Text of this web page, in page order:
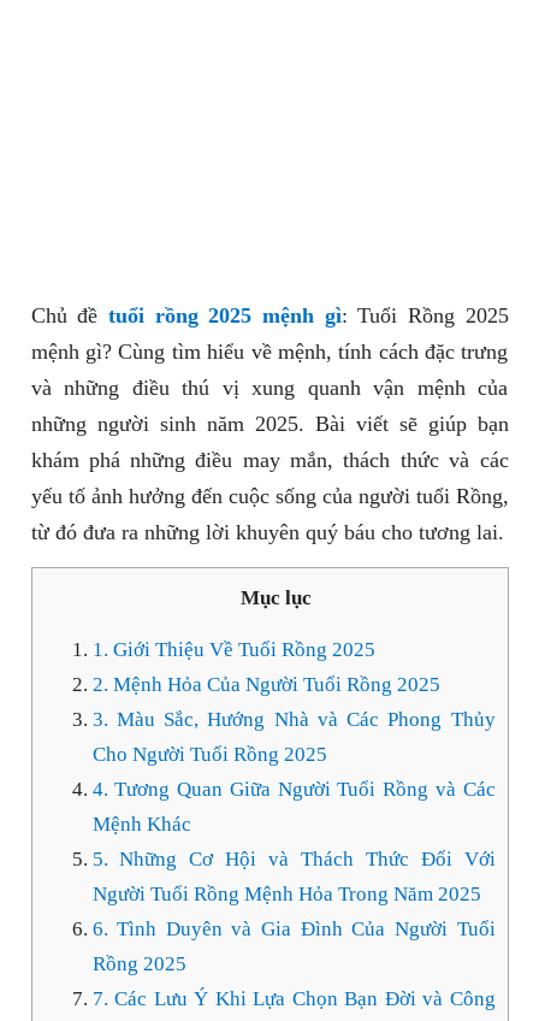
Chủ đề tuổi rồng 2025 mệnh gì: Tuổi Rồng 2025
mệnh gì? Cùng tìm hiểu về mệnh, tính cách đặc trưng
và những điều thú vị xung quanh vận mệnh của
những người sinh năm 2025. Bài viết sẽ giúp bạn
khám phá những điều may mắn, thách thức và các
yếu tố ảnh hưởng đến cuộc sống của người tuổi Rồng,
từ đó đưa ra những lời khuyên quý báu cho tương lai.
Mục lục
1. Giới Thiệu Về Tuổi Rồng 2025
2. Mệnh Hỏa Của Người Tuổi Rồng 2025
3. Màu Sắc, Hướng Nhà và Các Phong Thủy
Cho Người Tuổi Rồng 2025
4. Tương Quan Giữa Người Tuổi Rồng và Các
Mệnh Khác
5. Những Cơ Hội và Thách Thức Đối Với
Người Tuổi Rồng Mệnh Hỏa Trong Năm 2025
6. Tình Duyên và Gia Đình Của Người Tuổi
Rồng 2025
7. Các Lưu Ý Khi Lựa Chọn Bạn Đời và Công